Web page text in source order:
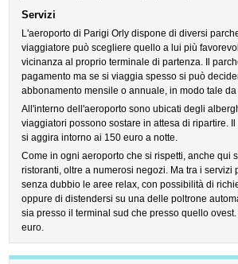
Servizi
L'aeroporto di Parigi Orly dispone di diversi
viaggiatore può scegliere quello a lui più
vicinanza al proprio terminale di partenza. Il
pagamento ma se si viaggia spesso si può
abbonamento mensile o annuale, in modo tale
All'interno dell'aeroporto sono ubicati degli
viaggiatori possono sostare in attesa di ripartire.
si aggira intorno ai 150 euro a notte.
Come in ogni aeroporto che si rispetti, anche qui
ristoranti, oltre a numerosi negozi. Ma tra i servizi
senza dubbio le aree relax, con possibilità di
oppure di distendersi su una delle poltrone
sia presso il terminal sud che presso quello
euro.